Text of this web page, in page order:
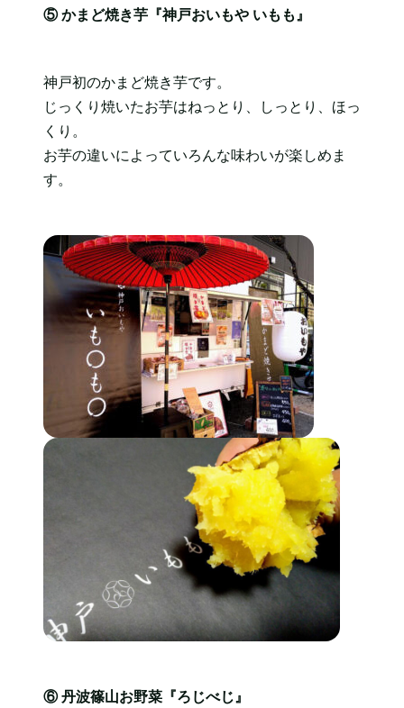
⑤かまど焼き芋『神戸おいもや いもも』
神戸初のかまど焼き芋です。
じっくり焼いたお芋はねっとり、しっとり、ほっ
くり。
お芋の違いによっていろんな味わいが楽しめま
す。
⑥丹波篠山お野菜『ろじべじ』